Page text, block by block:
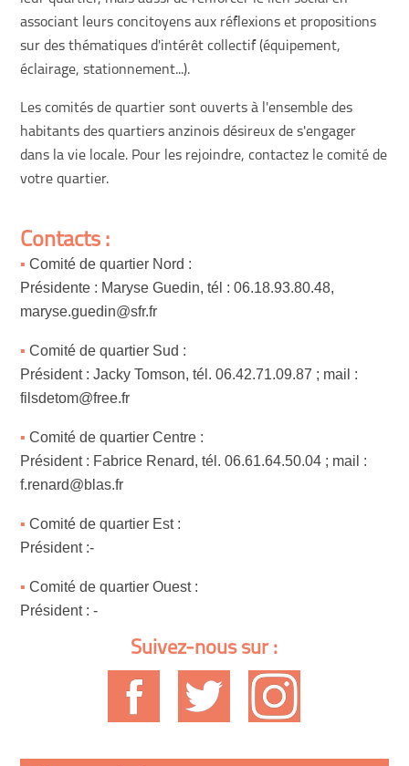
associant leurs concitoyens aux réflexions et propositions
sur des thématiques d'intérêt collectif (équipement,
éclairage, stationnement...).
Les comités de quartier sont ouverts à l'ensemble des
habitants des quartiers anzinois désireux de s'engager
dans la vie locale. Pour les rejoindre, contactez le comité de
votre quartier.
Contacts :
Comité de quartier Nord :
Présidente : Maryse Guedin, tél : 06.18.93.80.48,
maryse.guedin@sfr.fr
Comité de quartier Sud :
Président : Jacky Tomson, tél. 06.42.71.09.87 ; mail :
filsdetom@free.fr
Comité de quartier Centre :
Président : Fabrice Renard, tél. 06.61.64.50.04 ; mail :
f.renard@blas.fr
Comité de quartier Est :
Président :-
Comité de quartier Ouest :
Président : -
Suivez-nous sur :